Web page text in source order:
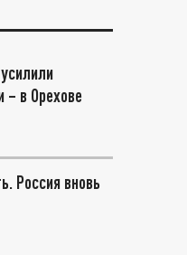
– в Орехове
Россия вновь